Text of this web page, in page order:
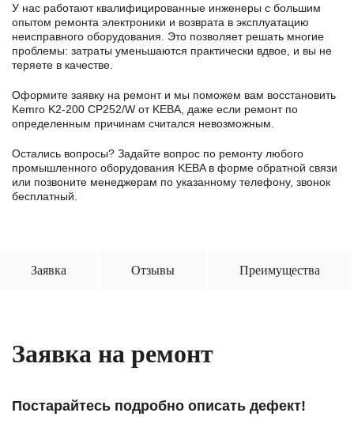
У нас работают квалифицированные инженеры с большим
опытом ремонта электроники и возврата в эксплуатацию
неисправного оборудования. Это позволяет решать многие
проблемы: затраты уменьшаются практически вдвое, и вы не
теряете в качестве.
Оформите заявку на ремонт и мы поможем вам восстановить
Kemro K2-200 CP252/W от KEBA, даже если ремонт по
определенным причинам считался невозможным.
Остались вопросы? Задайте вопрос по ремонту любого
промышленного оборудования KEBA в формe обратной связи
или позвоните менеджерам по указанному телефону, звонок
бесплатный.
Заявка Отзывы Преимущества
Заявка на ремонт
Постарайтесь подробно описать дефект!